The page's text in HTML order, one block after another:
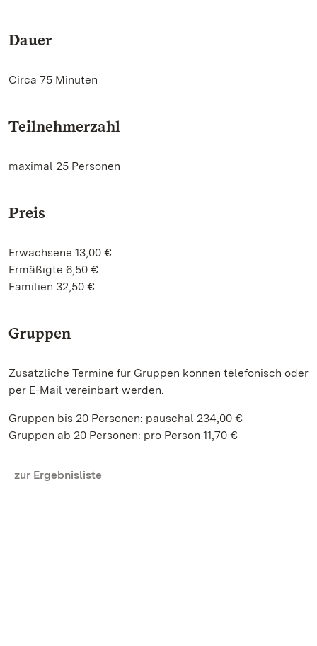
Dauer
Circa 75 Minuten
Teilnehmerzahl
maximal 25 Personen
Preis
Erwachsene 13,00 €
Ermäßigte 6,50 €
Familien 32,50 €
Gruppen
Zusätzliche Termine für Gruppen können telefonisch oder
per E-Mail vereinbart werden.
Gruppen bis 20 Personen: pauschal 234,00 €
Gruppen ab 20 Personen: pro Person 11,70 €
zur Ergebnisliste